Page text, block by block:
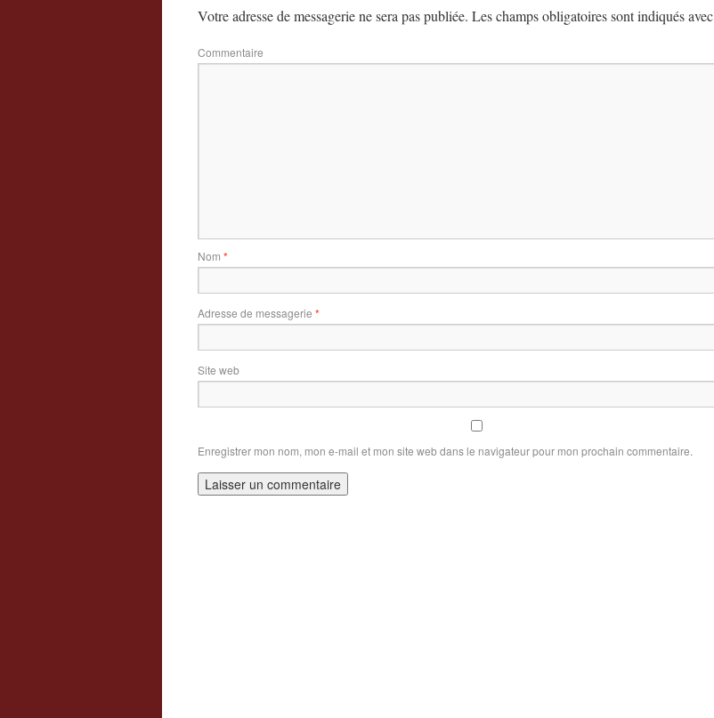
Votre adresse de messagerie ne sera pas publiée. Les champs obligatoires sont indiqués avec
Commentaire
Nom *
Adresse de messagerie *
Site web
Enregistrer mon nom, mon e-mail et mon site web dans le navigateur pour mon prochain commentaire.